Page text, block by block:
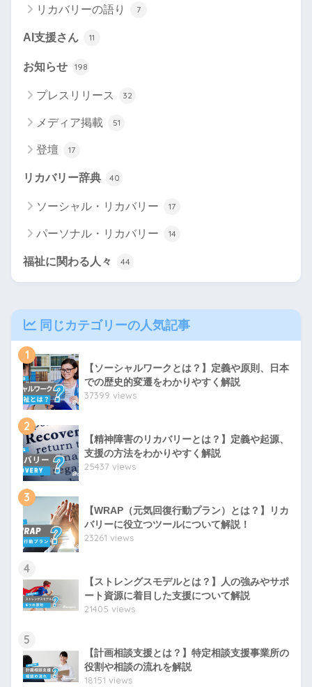
リカバリーの語り 7
AI支援さん 11
お知らせ 198
プレスリリース 32
メディア掲載 51
登壇 17
リカバリー辞典 40
ソーシャル・リカバリー 17
パーソナル・リカバリー 14
福祉に関わる人々 44
同じカテゴリーの人気記事
1
【ソーシャルワークとは？】定義や原則、日本
での歴史的変遷をわかりやすく解説
37399 views
2
【精神障害のリカバリーとは？】定義や起源、
支援の方法をわかりやすく解説
25437 views
3
【WRAP（元気回復行動プラン）とは？】リカ
バリーに役立つツールについて解説！
23261 views
4
【ストレングスモデルとは？】人の強みやサポ
ート資源に着目した支援について解説
21405 views
5
【計画相談支援とは？】特定相談支援事業所の
役割や相談の流れを解説
18151 views